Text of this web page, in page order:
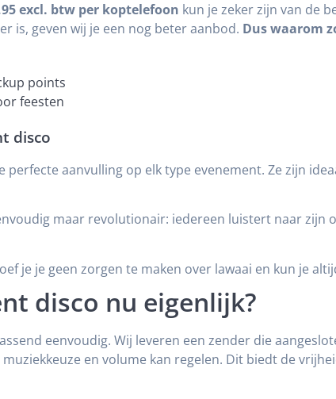
excl. btw per koptelefoon kun je zeker zijn van de
is, geven wij je een nog beter aanbod. Dus waarom
points
feesten
disco
perfecte aanvulling op elk type evenement. Ze zijn
maar revolutionair: iedereen luistert naar
je je geen zorgen te maken over lawaai en kun je
disco nu eigenlijk?
eenvoudig. Wij leveren een zender die
en volume kan regelen. Dit biedt de